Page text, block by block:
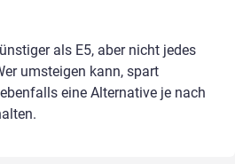
als E5, aber nicht jedes
umsteigen kann, spart
eine Alternative je nach